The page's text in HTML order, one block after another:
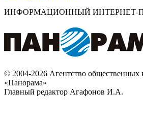
ИНФОРМАЦИОННЫЙ ИНТЕРНЕТ-
© 2004-2026 Агентство общественных
«Панорама»
Главный редактор Агафонов И.А.